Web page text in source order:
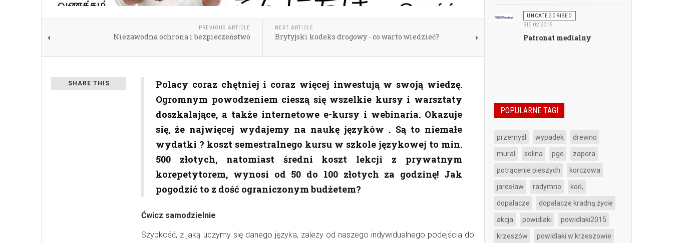
PREVIOUS ARTICLE
Niezawodna ochrona i bezpieczeństwo
NEXT ARTICLE
Brytyjski kodeks drogowy - co warto wiedzieć?
SHARE THIS
Polacy coraz chętniej i coraz więcej inwestują w swoją wiedzę.
Ogromnym powodzeniem cieszą się wszelkie kursy i warsztaty
doszkalające, a także internetowe e-kursy i webinaria. Okazuje
się, że najwięcej wydajemy na naukę języków . Są to niemałe
wydatki ? koszt semestralnego kursu w szkole językowej to min.
500 złotych, natomiast średni koszt lekcji z prywatnym
korepetytorem, wynosi od 50 do 100 złotych za godzinę! Jak
pogodzić to z dość ograniczonym budżetem?
Ćwicz samodzielnie
Szybkość, z jaką uczymy się danego języka, zależy od naszego indywidualnego podejścia do
UNCATEGORISED
SIE 02 2015
Patronat medialny
POPULARNE TAGI
przemyśl wypadek drewno
mural solina pge zapora
potrącenie pieszych korczowa
jarosław radymno koń,
dopalacze dopalacze kradną życie
akcja powidlaki powidlaki2015
krzeszów powidlaki w krzeszowie